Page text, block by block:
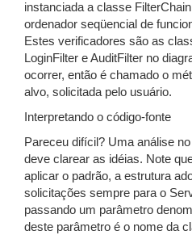
instanciada a classe
ordenador seqüencial de
Estes verificadores são as
LoginFilter e AuditFilter no
ocorrer, então é chamado o
alvo, solicitada pelo usuário.
Interpretando o código-fonte
Pareceu difícil? Uma análise
deve clarear as idéias. Note
aplicar o padrão, a estrutura
solicitações sempre para o
passando um parâmetro
deste parâmetro é o nome da